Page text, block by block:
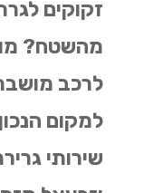
זקוקים
מהשטח?
לרכב
למקום
שירותי